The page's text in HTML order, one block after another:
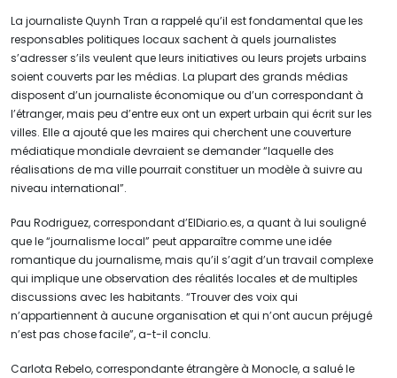
La journaliste Quynh Tran a rappelé qu’il est fondamental que les
responsables politiques locaux sachent à quels journalistes
s’adresser s’ils veulent que leurs initiatives ou leurs projets urbains
soient couverts par les médias. La plupart des grands médias
disposent d’un journaliste économique ou d’un correspondant à
l’étranger, mais peu d’entre eux ont un expert urbain qui écrit sur les
villes. Elle a ajouté que les maires qui cherchent une couverture
médiatique mondiale devraient se demander “laquelle des
réalisations de ma ville pourrait constituer un modèle à suivre au
niveau international”.
Pau Rodriguez, correspondant d’ElDiario.es, a quant à lui souligné
que le “journalisme local” peut apparaître comme une idée
romantique du journalisme, mais qu’il s’agit d’un travail complexe
qui implique une observation des réalités locales et de multiples
discussions avec les habitants. “Trouver des voix qui
n’appartiennent à aucune organisation et qui n’ont aucun préjugé
n’est pas chose facile”, a-t-il conclu.
Carlota Rebelo, correspondante étrangère à Monocle, a salué le